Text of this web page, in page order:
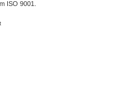
ISO 9001.